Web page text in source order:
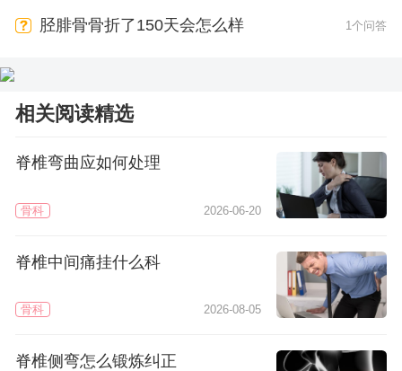
胫腓骨骨折了150天会怎么样 1个问答
相关阅读精选
脊椎弯曲应如何处理
骨科 2026-06-20
脊椎中间痛挂什么科
骨科 2026-08-05
脊椎侧弯怎么锻炼纠正